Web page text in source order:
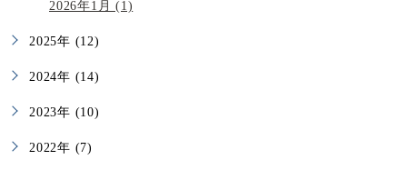
2026年1月 (1)
2025年 (12)
2024年 (14)
2023年 (10)
2022年 (7)